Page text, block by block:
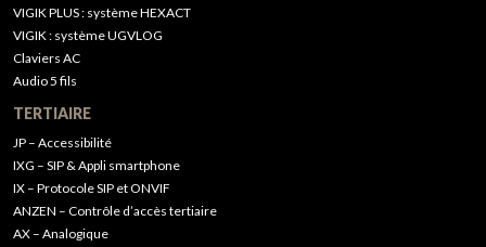
VIGIK PLUS : système HEXACT
VIGIK : système UGVLOG
Claviers AC
Audio 5 fils
TERTIAIRE
JP – Accessibilité
IXG – SIP & Appli smartphone
IX – Protocole SIP et ONVIF
ANZEN – Contrôle d’accès tertiaire
AX – Analogique